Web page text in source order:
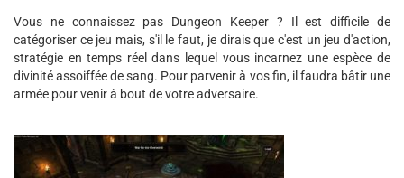
Vous ne connaissez pas Dungeon Keeper ? Il est difficile de
catégoriser ce jeu mais, s'il le faut, je dirais que c'est un jeu d'action,
stratégie en temps réel dans lequel vous incarnez une espèce de
divinité assoiffée de sang. Pour parvenir à vos fin, il faudra bâtir une
armée pour venir à bout de votre adversaire.